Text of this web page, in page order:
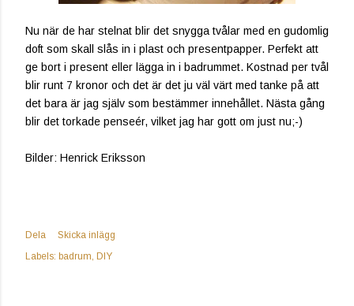
Nu när de har stelnat blir det snygga tvålar med en gudomlig
doft som skall slås in i plast och presentpapper. Perfekt att
ge bort i present eller lägga in i badrummet. Kostnad per tvål
blir runt 7 kronor och det är det ju väl värt med tanke på att
det bara är jag själv som bestämmer innehållet. Nästa gång
blir det torkade penseér, vilket jag har gott om just nu;-)
Bilder: Henrick Eriksson
Dela
Skicka inlägg
Labels: badrum DIY